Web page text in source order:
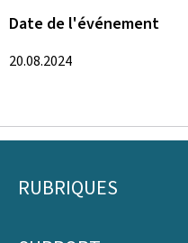
Date de l'événement
20.08.2024
Pied
RUBRIQUES